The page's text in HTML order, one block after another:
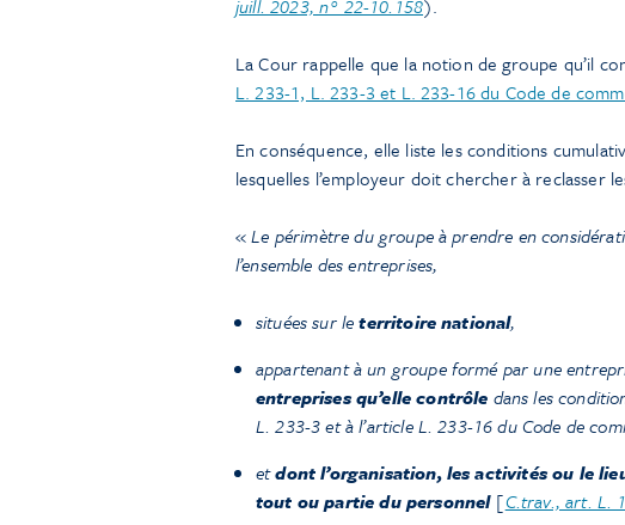
juill. 2023, n° 22-10.158).
La Cour rappelle que la notion de groupe qu’il
L. 233-1, L. 233-3 et L. 233-16 du Code de
En conséquence, elle liste les conditions
lesquelles l’employeur doit chercher à reclasser
«Le périmètre du groupe à prendre en
l’ensemble des entreprises,
situées sur leterritoire national,
appartenant à un groupe formé par une
entreprises qu’elle contrôle dans les
L. 233-3 et à l’article L. 233-16 du Code de
etdont l’organisation, les activités ou le
tout ou partie du personnel[C.trav., art. L.